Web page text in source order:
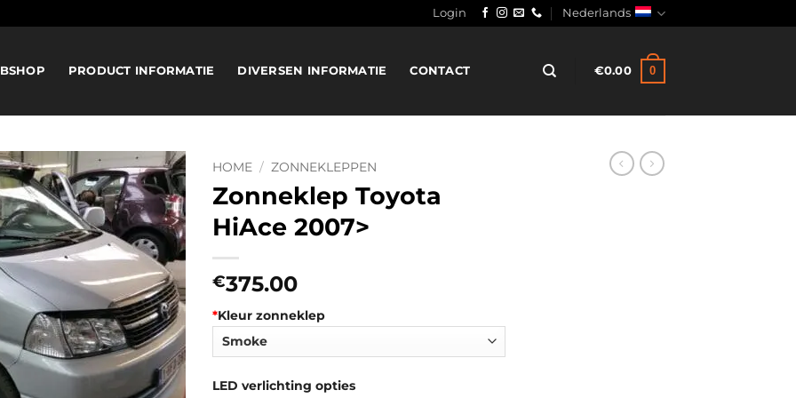
Login Nederlands
PRODUCT INFORMATIE DIVERSEN INFORMATIE CONTACT €0.00 0
HOME / ZONNEKLEPPEN
Zonneklep Toyota
HiAce 2007>
€375.00
*Kleur zonneklep
LED verlichting opties